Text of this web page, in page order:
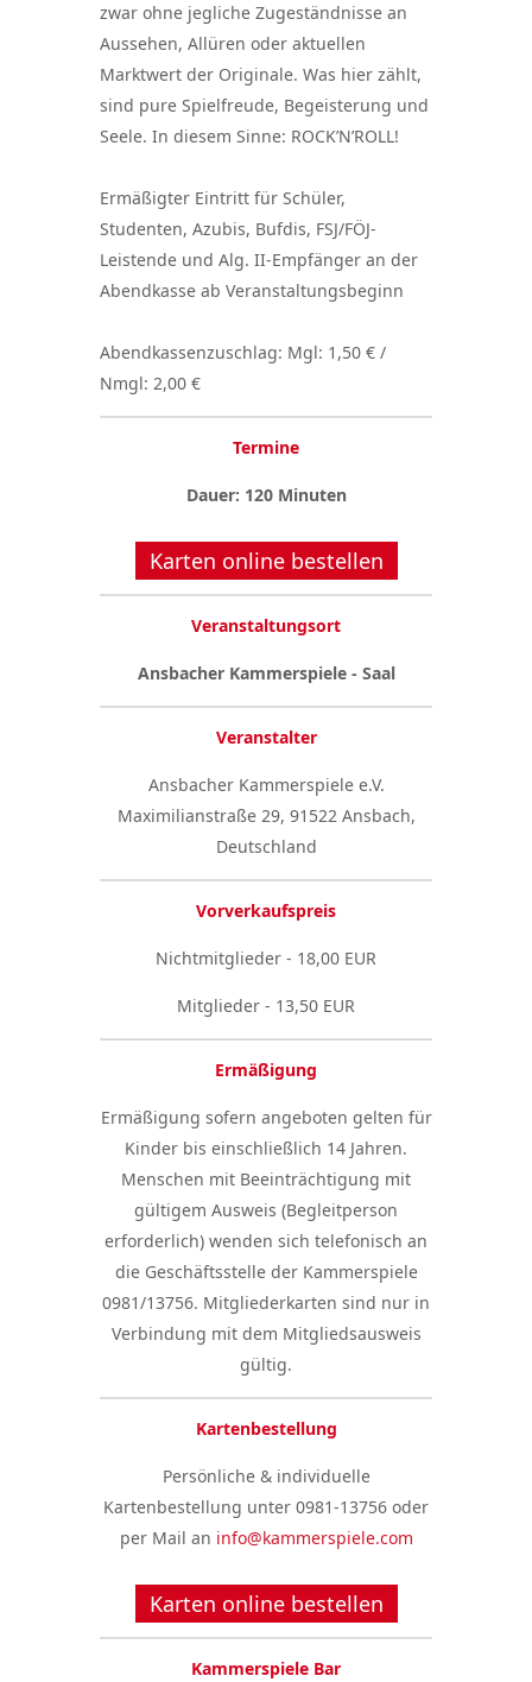
zwar ohne jegliche Zugeständnisse an
Aussehen, Allüren oder aktuellen
Marktwert der Originale. Was hier zählt,
sind pure Spielfreude, Begeisterung und
Seele. In diesem Sinne: ROCK’N’ROLL!
Ermäßigter Eintritt für Schüler,
Studenten, Azubis, Bufdis, FSJ/FÖJ-
Leistende und Alg. II-Empfänger an der
Abendkasse ab Veranstaltungsbeginn
Abendkassenzuschlag: Mgl: 1,50 € /
Nmgl: 2,00 €
Termine
Dauer: 120 Minuten
Karten online bestellen
Veranstaltungsort
Ansbacher Kammerspiele - Saal
Veranstalter
Ansbacher Kammerspiele e.V.
Maximilianstraße 29, 91522 Ansbach,
Deutschland
Vorverkaufspreis
Nichtmitglieder - 18,00 EUR
Mitglieder - 13,50 EUR
Ermäßigung
Ermäßigung sofern angeboten gelten für
Kinder bis einschließlich 14 Jahren.
Menschen mit Beeinträchtigung mit
gültigem Ausweis (Begleitperson
erforderlich) wenden sich telefonisch an
die Geschäftsstelle der Kammerspiele
0981/13756. Mitgliederkarten sind nur in
Verbindung mit dem Mitgliedsausweis
gültig.
Kartenbestellung
Persönliche & individuelle
Kartenbestellung unter 0981-13756 oder
per Mail an info@kammerspiele.com
Karten online bestellen
Kammerspiele Bar